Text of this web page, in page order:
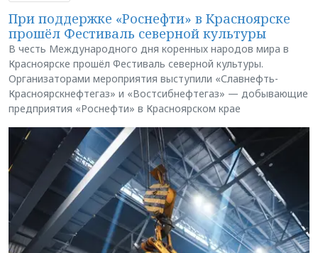
При поддержке «Роснефти» в Красноярске
прошёл Фестиваль северной культуры
В честь Международного дня коренных народов мира в
Красноярске прошёл Фестиваль северной культуры.
Организаторами мероприятия выступили «Славнефть-
Красноярскнефтегаз» и «Востсибнефтегаз» — добывающие
предприятия «Роснефти» в Красноярском крае